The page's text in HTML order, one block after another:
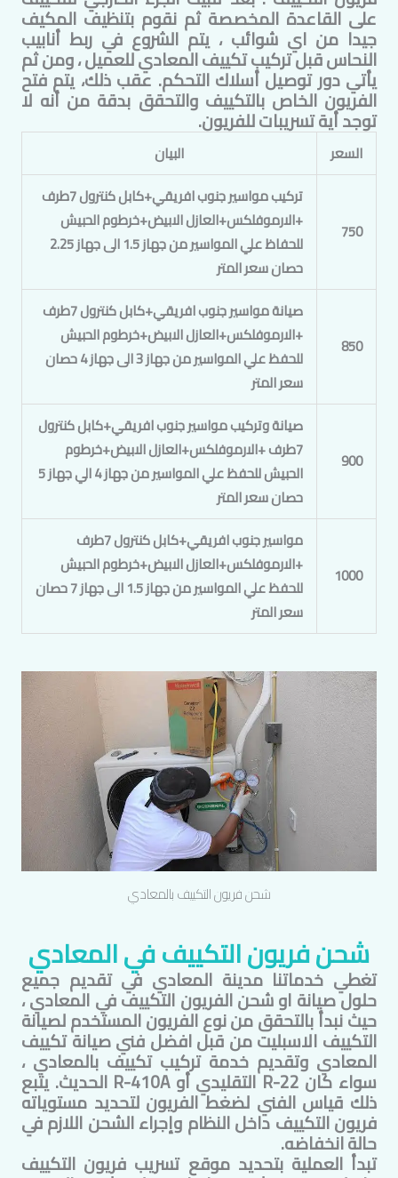
على القاعدة المخصصة ثم نقوم بتنظيف المكيف
جيدا من اي شوائب ، يتم الشروع في ربط أنابيب
النحاس قبل تركيب تكييفالمعاديللعميل ، ومن ثم
يأتي دور توصيل أسلاك التحكم. عقب ذلك، يتم فتح
الفريون الخاص بالتكييف والتحقق بدقة من أنه لا
توجد أية تسريبات للفريون.
السعر البيان
750
تركيب مواسير جنوب افريقي+كابل كنترول 7طرف
+الارموفلكس+العازل الابيض+خرطوم الحبيش
للحفاظ علي المواسير من جهاز 1.5 الى جهاز 2.25
حصان سعر المتر
850
صيانة مواسير جنوب افريقي+كابل كنترول 7طرف
+الارموفلكس+العازل الابيض+خرطوم الحبيش
للحفظ علي المواسير من جهاز 3 الى جهاز 4 حصان
سعر المتر
900
صيانة وتركيب مواسير جنوب افريقي+كابل كنترول
7طرف +الارموفلكس+العازل الابيض+خرطوم
الحبيش للحفظ علي المواسير من جهاز 4 الي جهاز 5
حصان سعر المتر
1000
مواسير جنوب افريقي+كابل كنترول 7طرف
+الارموفلكس+العازل الابيض+خرطوم الحبيش
للحفظ علي المواسير من جهاز 1.5 الى جهاز 7 حصان
سعر المتر
شحن فريون التكييف بالمعادي
شحن فريون التكييف فيالمعادي
تغطي خدماتنا مدينة المعادي في تقديم جميع
حلول صيانة او شحن الفريون التكييف فيالمعادي،
حيث نبدأ بالتحقق من نوع الفريون المستخدم لصيانة
التكييف الاسبليت من قبل افضل فني صيانة تكييف
المعادي وتقديم خدمة تركيب تكييف بالمعادي ،
سواء كان R-22 التقليدي أو R-410A الحديث. يتبع
ذلك قياس الفني لضغط الفريون لتحديد مستوياته
فريون التكييف داخل النظام وإجراء الشحن اللازم في
حالة انخفاضه.
تبدأ العملية بتحديد موقع تسريب فريون التكييف